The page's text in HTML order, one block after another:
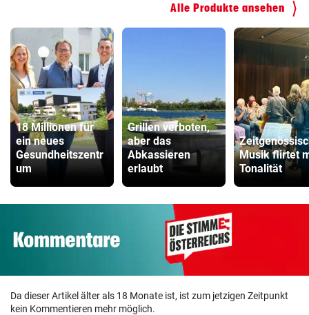
Alle Produkte ansehen
18 Millionen für
ein neues
Gesundheitszentr
um
Grillen verboten,
aber das
Abkassieren
erlaubt
Musik flirtet
Tonalität
Da dieser Artikel älter als 18 Monate ist, ist zum jetzigen Zeitpunkt
kein Kommentieren mehr möglich.